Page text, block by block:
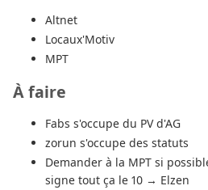
Altnet
Locaux'Motiv
MPT
À faire
Fabs s'occupe du PV d'AG
zorun s'occupe des statuts
Demander à la MPT si
signe tout ça le 10 → Elzen